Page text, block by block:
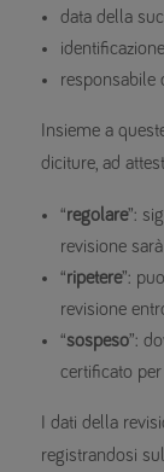
data della
responsabile
Insieme a
diciture, ad
“regolare”:
revisione
“ripetere”:
revisione
“sospeso”:
certificato
I dati della
registrandosi sul